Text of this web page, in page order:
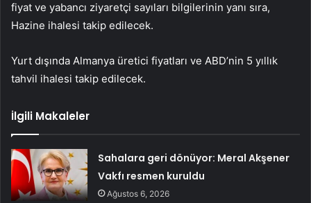
fiyat ve yabancı ziyaretçi sayıları bilgilerinin yanı sıra,
Hazine ihalesi takip edilecek.
Yurt dışında Almanya üretici fiyatları ve ABD’nin 5 yıllık
tahvil ihalesi takip edilecek.
İlgili Makaleler
Sahalara geri dönüyor: Meral Akşener
Vakfı resmen kuruldu
Ağustos 6, 2026